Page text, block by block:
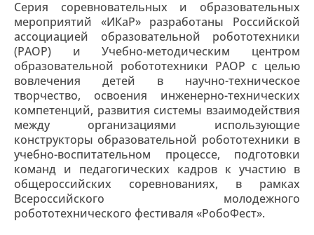
Серия соревновательных и образовательных
мероприятий «ИКаР» разработаны Российской
ассоциацией образовательной робототехники
(РАОР) и Учебно-методическим центром
образовательной робототехники РАОР с целью
вовлечения детей в научно-техническое
творчество, освоения инженерно-технических
компетенций, развития системы взаимодействия
между организациями использующие
конструкторы образовательной робототехники в
учебно-воспитательном процессе, подготовки
команд и педагогических кадров к участию в
общероссийских соревнованиях, в рамках
Всероссийского молодежного
робототехнического фестиваля «РобоФест».